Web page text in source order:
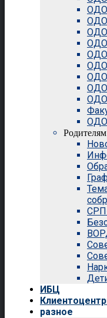
ОДО
ОДО
ОДО
ОДО
ОДО
ОДО
ОДО
ОДО
ОДО
ОДО
Родителям
ИБЦ
разное